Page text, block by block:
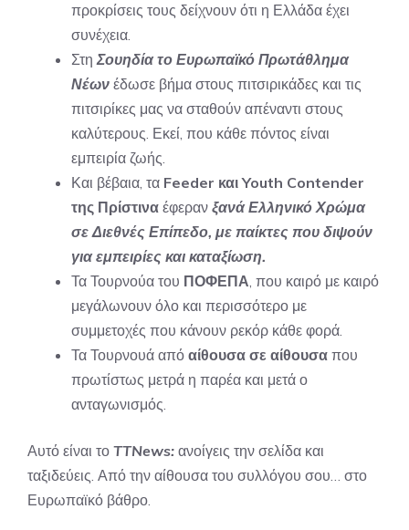
προκρίσεις τους δείχνουν ότι η Ελλάδα έχει
συνέχεια.
ΣτηΣουηδία το Ευρωπαϊκό Πρωτάθλημα
Νέων έδωσε βήμα στους πιτσιρικάδες και τις
πιτσιρίκες μας να σταθούν απέναντι στους
καλύτερους. Εκεί, που κάθε πόντος είναι
εμπειρία ζωής.
Και βέβαια, τα Feeder και Youth Contender
της Πρίστινα έφεραν ξανά Ελληνικό Χρώμα
σε Διεθνές Επίπεδο, με παίκτες που διψούν
για εμπειρίες και καταξίωση.
Τα Τουρνούα του ΠΟΦΕΠΑ, που καιρό με καιρό
μεγάλωνουν όλο και περισσότερο με
συμμετοχές που κάνουν ρεκόρ κάθε φορά.
Τα Τουρνουά από αίθουσα σε αίθουσα που
πρωτίστως μετρά η παρέα και μετά ο
ανταγωνισμός.
Αυτό είναι το TTNews: ανοίγεις την σελίδα και
ταξιδεύεις. Από την αίθουσα του συλλόγου σου… στο
Ευρωπαϊκό βάθρο.